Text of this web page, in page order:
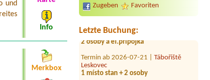
Zugeben Favoriten
Letzte Buchung:
1 x 4L chata nebo 3L
Termin ab 2026-08-01 |Tábořiště
Nová Živohošť
2 osoby a el.pripojka
Leskovec
1 místo stan + 2 osoby
und
Info
Merkbox